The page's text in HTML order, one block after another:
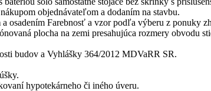
objednávateľom a dodaním na stavbu.
osadením Farebnosť a vzor podľa výberu z ponuky
plocha na zemi presahujúca rozmery obvodu
budov a Vyhlášky 364/2012 MDVaRR SR.
hypotekárneho či iného úveru.